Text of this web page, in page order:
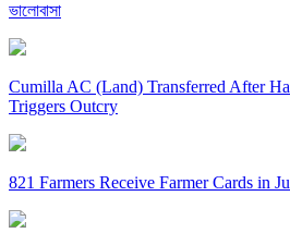
ভালোবাসা
Cumilla AC (Land) Transferred After
Triggers Outcry
821 Farmers Receive Farmer Cards in